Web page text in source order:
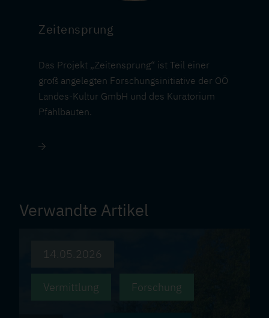
Zeitensprung
Das Projekt „Zeitensprung“ ist Teil einer
groß angelegten Forschungsinitiative der OÖ
Landes-Kultur GmbH und des Kuratorium
Pfahlbauten.
Verwandte Artikel
14.05.2026
Vermittlung Forschung